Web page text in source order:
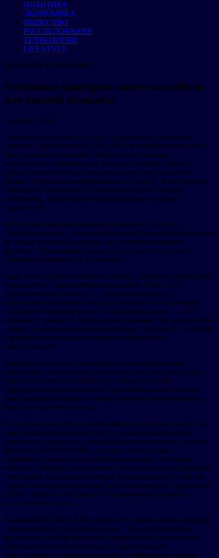
ПОЛИТИКА
ЭКОНОМИКА
ОБЩЕСТВО
РАССЛЕДОВАНИЯ
ТЕХНОЛОГИИ
LIFE STYLE
НОВОСТИ КОМПАНИЙ
Основные критерии качества мебели
для ванной комнаты
1 декабря 2020
Сравнительно недавно вошла в моду мебель для ванной
комнаты. Компания DECORA.PRO производит мебель под
заказ для ванных комнат. Специалисты компании
осуществляют комплексный подход к каждому клиенту.
Предоставляется консультация по материалам, и даются
профессиональные рекомендации по дизайну. Изготовление
выполняется на основе использования качественных
материалов, современного оборудования, последних
технологий.
Мебель для ванной необходимо подбирать с особой
ответственностью, так как в этом помещении осуществляются
не только водные процедуры, но и проводится много
времени. Приходящие в квартиру или дом гости также
обращают внимание на эту комнату.
Чаще всего при изготовлении мебели для такого помещения
используется, такой материал как дерево, МДФ, ДСП,
искусственный камень и т.д. Деревянные изделия
превосходно впитывают влагу, не разбухает и со временем
становится только прочнее. Натуральный камень — это
стильное и удобное в эксплуатации решение. Он долговечный
и имеет привлекательный внешний вид. Плиты ДСП и МДФ
характеризуются высоким уровнем прочности и
влагостойкости.
Каждый покупатель руководствуется разнообразными
критериями при благоустройстве квартиры или дома. Если
говорить о красоте и дизайне, то каждый заказчик
придерживается своего вкуса. При необходимости можно
прислушаться к мнению профессионалов нашей компании
при решении этого вопроса.
Что касается качества приобретаемой продукции на заказ, то
здесь необходимо, прежде всего, обратить внимание на
надежность фурнитуры, покраску, качеству кромок и торцов.
Компания DECORA.PRO оснащает мебель только
высококлассными металлическими ножками, ручками и
петлями. Покраска выполняется с использованием надежных
материалов. Специалисты знают, что краска несет в себе не
только эстетическое значение, но и практическое, защищая от
влаги. Особенно это важно, если предметы интерьера
изготовлены из ДСП.
Компания DECORA.PRO предлагает купить мебель недорого
любого размера и дизайна на заказ. Так, для владельцев
небольших квартир можно порекомендовать узкие модели.
Если требуются вместительные и оригинальные
конструкции, то прекрасно подойдут эффектные угловые